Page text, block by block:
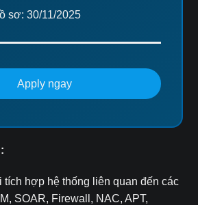
tích hợp hệ thống liên quan đến các
SOAR, Firewall, NAC, APT,
sơ: 30/11/2025
Apply ngay